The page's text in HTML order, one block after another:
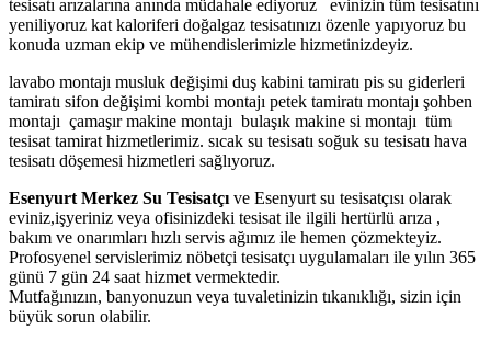
tesisatı arızalarına anında müdahale ediyoruz evinizin tüm tesisatını
yeniliyoruz kat kaloriferi doğalgaz tesisatınızı özenle yapıyoruz bu
konuda uzman ekip ve mühendislerimizle hizmetinizdeyiz.
lavabo montajı musluk değişimi duş kabini tamiratı pis su giderleri
tamiratı sifon değişimi kombi montajı petek tamiratı montajı şohben
montajı çamaşır makine montajı bulaşık makine si montajı tüm
tesisat tamirat hizmetlerimiz. sıcak su tesisatı soğuk su tesisatı hava
tesisatı döşemesi hizmetleri sağlıyoruz.
Esenyurt Merkez Su Tesisatçı ve Esenyurt su tesisatçısı olarak
eviniz,işyeriniz veya ofisinizdeki tesisat ile ilgili hertürlü arıza ,
bakım ve onarımları hızlı servis ağımız ile hemen çözmekteyiz.
Profosyenel servislerimiz nöbetçi tesisatçı uygulamaları ile yılın 365
günü 7 gün 24 saat hizmet vermektedir.
Mutfağınızın, banyonuzun veya tuvaletinizin tıkanıklığı, sizin için
büyük sorun olabilir.